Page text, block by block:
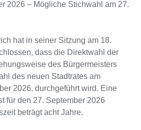
2026 – Mögliche Stichwahl am 27.
hat in seiner Sitzung am 18.
dass die Direktwahl der
des Bürgermeisters
des neuen Stadtrates am
2026, durchgeführt wird. Eine
für den 27. September 2026
beträgt acht Jahre.